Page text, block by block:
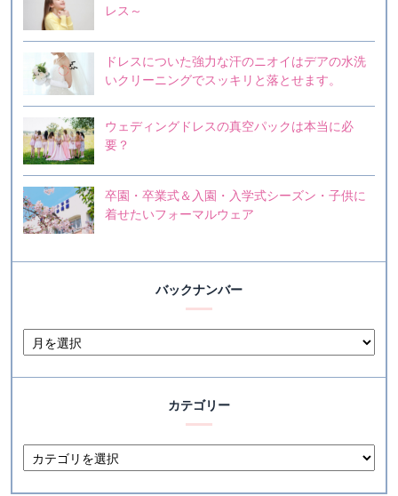
レス～
ドレスについた強力な汗のニオイはデアの水洗
いクリーニングでスッキリと落とせます。
ウェディングドレスの真空パックは本当に必
要？
卒園・卒業式＆入園・入学式シーズン・子供に
着せたいフォーマルウェア
バックナンバー
カテゴリー